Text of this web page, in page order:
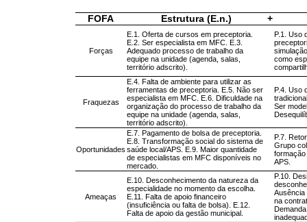
FOFA Estrutura (E.n.) +
Forças
E.1. Oferta de cursos em preceptoria.
E.2. Ser especialista em MFC. E.3.
Adequado processo de trabalho da
equipe na unidade (agenda, salas,
território adscrito).
P.1. Uso
como
Fraquezas
E.4. Falta de ambiente para utilizar as
ferramentas de preceptoria. E.5. Não ser
especialista em MFC. E.6. Dificuldade na
organização do processo de trabalho da
equipe na unidade (agenda, salas,
território adscrito).
P.4. Uso
Ser
Oportunidades
E.7. Pagamento de bolsa de preceptoria.
E.8. Transformação social do sistema de
saúde local/APS. E.9. Maior quantidade
de especialistas em MFC disponíveis no
mercado.
P.7.
Grupo
formação
APS.
Ameaças
E.10. Desconhecimento da natureza da
especialidade no momento da escolha.
E.11. Falta de apoio financeiro
(insuficiência ou falta de bolsa). E.12.
Falta de apoio da gestão municipal.
P.10.
Ausência
na